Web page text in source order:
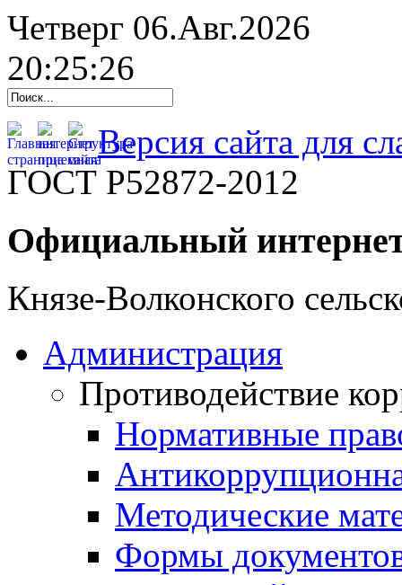
Четверг 06.Авг.2026
20:25:27
Версия сайта для
ГОСТ Р52872-2012
Официальный
Князе-Волконского
Администрация
Противодействие
Нормативные
Методические
Формы